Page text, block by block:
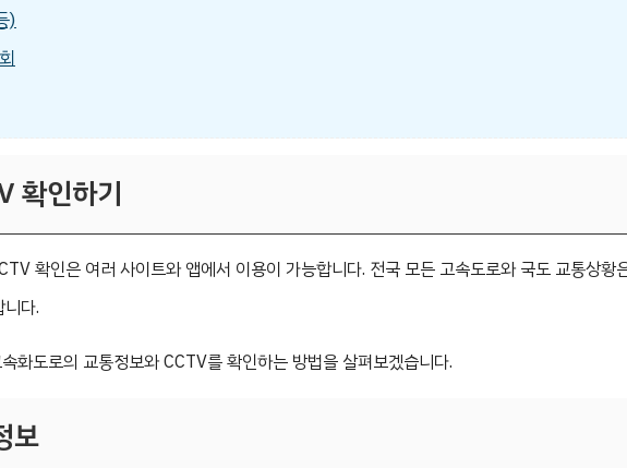
)
확인하기
확인은 여러 사이트와 앱에서 이용이 가능합니다. 전국 모든 고속도로와 국도 교통상황
다.
화도로의 교통정보와 CCTV를 확인하는 방법을 살펴보겠습니다.
보